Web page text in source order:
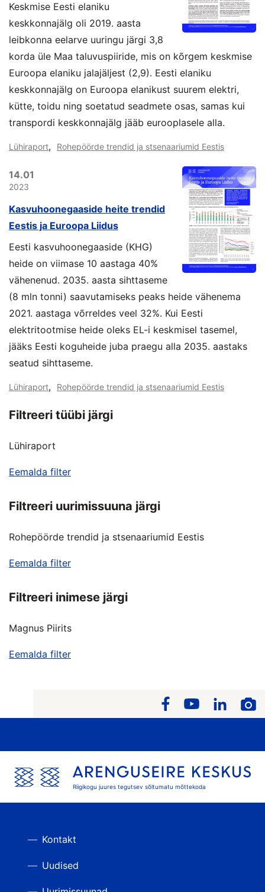
Keskmise Eesti elaniku
keskkonnajälg oli 2019. aasta
leibkonna eelarve uuringu järgi 3,8
korda üle Maa taluvuspiiride, mis on kõrgem keskmise
Euroopa elaniku jalajäljest (2,9). Eesti elaniku
keskkonnajälg on Euroopa elanikust suurem elektri,
kütte, toidu ning soetatud seadmete osas, samas kui
transpordi keskkonnajälg jääb eurooplasele alla.
Lühiraport, Rohepöörde trendid ja stsenaariumid Eestis
14.01
2023
Kasvuhoonegaaside heite trendid
Eestis ja Euroopa Liidus
Eesti kasvuhoonegaaside (KHG)
heide on viimase 10 aastaga 40%
vähenenud. 2035. aasta sihttaseme
(8 mln tonni) saavutamiseks peaks heide vähenema
2021. aastaga võrreldes veel 32%. Kui Eesti
elektritootmise heide oleks EL-i keskmisel tasemel,
jääks Eesti koguheide juba praegu alla 2035. aastaks
seatud sihttaseme.
Lühiraport, Rohepöörde trendid ja stsenaariumid Eestis
Filtreeri tüübi järgi
Lühiraport
Eemalda filter
Filtreeri uurimissuuna järgi
Rohepöörde trendid ja stsenaariumid Eestis
Eemalda filter
Filtreeri inimese järgi
Magnus Piirits
Eemalda filter
Riigikogu juures tegutsev sõltumatu mõttekoda
Kontakt
Uudised